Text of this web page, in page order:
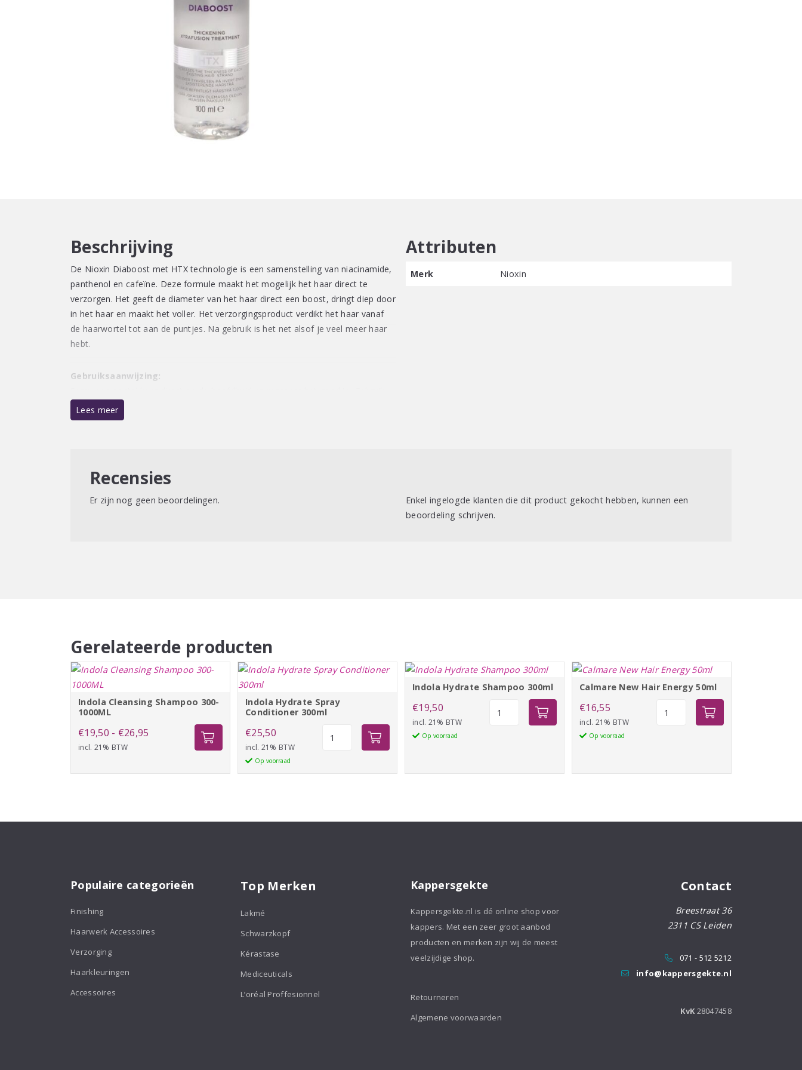
Beschrijving
De Nioxin Diaboost met HTX technologie is een samenstelling van niacinamide,
panthenol en cafeïne. Deze formule maakt het mogelijk het haar direct te
verzorgen. Het geeft de diameter van het haar direct een boost, dringt diep door
in het haar en maakt het voller. Het verzorgingsproduct verdikt het haar vanaf
de haarwortel tot aan de puntjes. Na gebruik is het net alsof je veel meer haar
hebt.
Gebruiksaanwijzing:
bij voorkeur ‘s morgens en ’s avonds op nat of droog haar.
Lees meer
Attributen
Merk Nioxin
Recensies
Er zijn nog geen beoordelingen.
Enkel ingelogde klanten die dit product gekocht hebben, kunnen een
beoordeling schrijven.
Gerelateerde producten
Indola Cleansing Shampoo 300-
1000ML
€19,50 - €26,95
incl. 21% BTW
Indola Hydrate Spray
Conditioner 300ml
€25,50
incl. 21% BTW
Op voorraad
Conditioner
Indola Hydrate Shampoo 300ml
€19,50
incl. 21% BTW
Op voorraad
Calmare New Hair Energy 50ml
€16,55
incl. 21% BTW
Op voorraad
Populaire categorieën
Finishing
Haarwerk Accessoires
Verzorging
Haarkleuringen
Accessoires
Top Merken
Lakmé
Schwarzkopf
Kérastase
Mediceuticals
L’oréal Proffesionnel
Kappersgekte
Kappersgekte.nl is dé online shop voor
kappers. Met een zeer groot aanbod
producten en merken zijn wij de meest
veelzijdige shop.
Retourneren
Algemene voorwaarden
Contact
Breestraat 36
2311 CS Leiden
071 - 512 5212
info@kappersgekte.nl
KvK 28047458